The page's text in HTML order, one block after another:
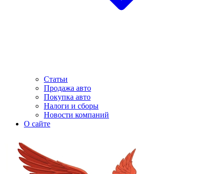
Статьи
Продажа авто
Покупка авто
Налоги и сборы
Новости компаний
О сайте